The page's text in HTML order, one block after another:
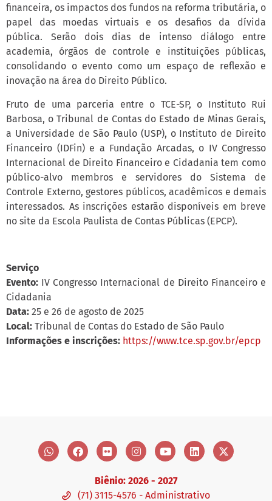
financeira, os impactos dos fundos na reforma tributária, o
papel das moedas virtuais e os desafios da dívida
pública. Serão dois dias de intenso diálogo entre
academia, órgãos de controle e instituições públicas,
consolidando o evento como um espaço de reflexão e
inovação na área do Direito Público.
Fruto de uma parceria entre o TCE-SP, o Instituto Rui
Barbosa, o Tribunal de Contas do Estado de Minas Gerais,
a Universidade de São Paulo (USP), o Instituto de Direito
Financeiro (IDFin) e a Fundação Arcadas, o IV Congresso
Internacional de Direito Financeiro e Cidadania tem como
público-alvo membros e servidores do Sistema de
Controle Externo, gestores públicos, acadêmicos e demais
interessados. As inscrições estarão disponíveis em breve
no site da Escola Paulista de Contas Públicas (EPCP).
Serviço
Evento: IV Congresso Internacional de Direito Financeiro e
Cidadania
Data: 25 e 26 de agosto de 2025
Local: Tribunal de Contas do Estado de São Paulo
Informações e inscrições: https://www.tce.sp.gov.br/epcp
Biênio: 2026 - 2027
(71) 3115-4576 - Administrativo